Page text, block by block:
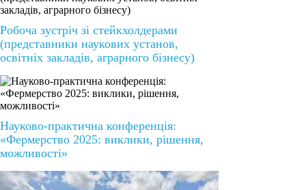
Робоча зустріч зі стейкхолдерами
(представники наукових установ,
освітніх закладів, аграрного бізнесу)
Науково-практична конференція:
«Фермерство 2025: виклики, рішення,
можливості»